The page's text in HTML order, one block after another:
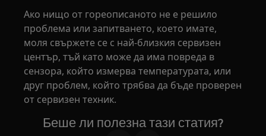
Ако нищо от гореописаното не е решило
проблема или запитването, което имате,
моля свържете се с най-близкия сервизен
център, тъй като може да има повреда в
сензора, който измерва температурата, или
друг проблем, който трябва да бъде проверен
от сервизен техник.
Беше ли полезна тази статия?